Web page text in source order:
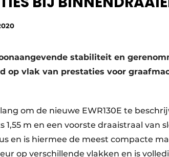
stabiliteit en
op vlak van prestaties voor
om de nieuwe EWR130E te
m en een voorste draaistraal van
en is hiermee de meest compacte
op verschillende vlakken en is